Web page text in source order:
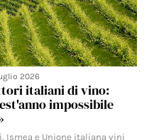
2026
italiani di vino:
impossibile
Ismea e Unione italiana vini